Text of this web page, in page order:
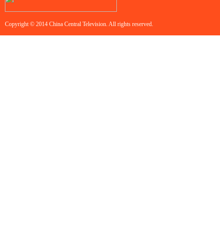
Copyright © 2014 China Central Television. All rights reserved.